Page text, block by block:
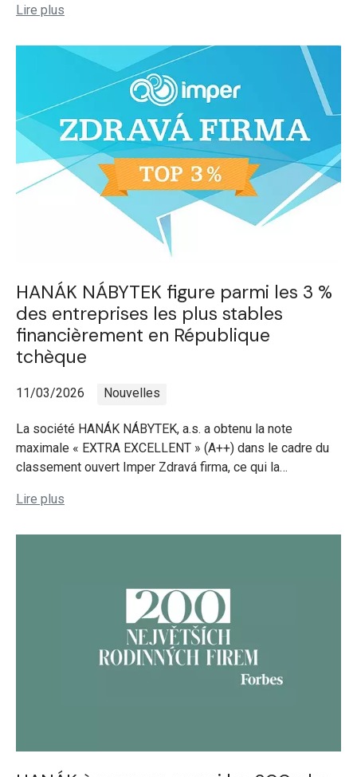
Lire plus
HANÁK NÁBYTEK figure parmi les 3 %
des entreprises les plus stables
financièrement en République
tchèque
11/03/2026 Nouvelles
La société HANÁK NÁBYTEK, a.s. a obtenu la note
maximale « EXTRA EXCELLENT » (A++) dans le cadre du
classement ouvert Imper Zdravá firma, ce qui la…
Lire plus